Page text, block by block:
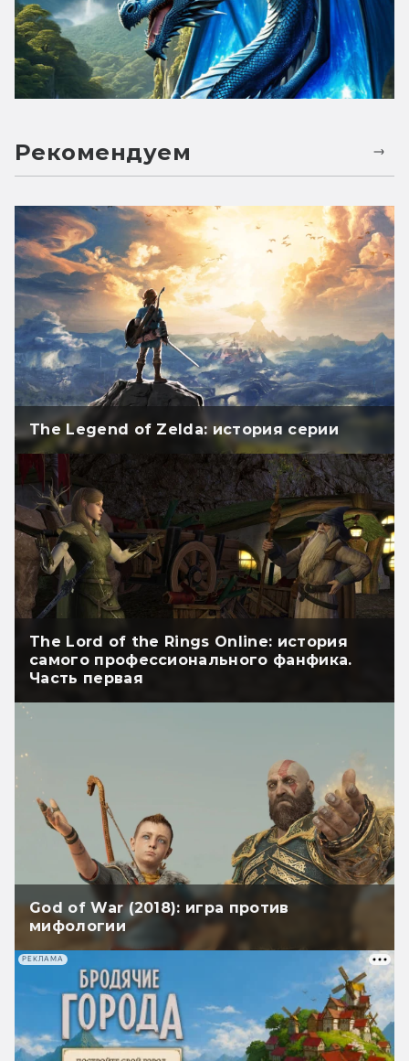
Рекомендуем
The Legend of Zelda: история серии
The Lord of the Rings Online: история
самого профессионального фанфика.
Часть первая
God of War (2018): игра против
мифологии
РЕКЛАМА